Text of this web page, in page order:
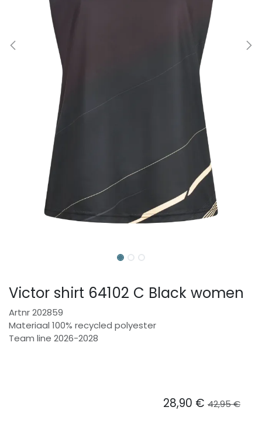
Victor shirt 64102 C Black women
Artnr 202859
Materiaal 100% recycled polyester
Team line 2026-2028
28,90 € 42,95€